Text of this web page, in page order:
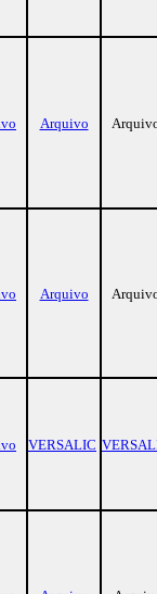
Arquivo
Arquivo
VERSALIC